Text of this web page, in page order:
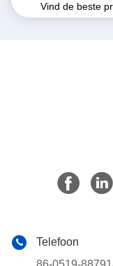
Tandwielkast
Vind de beste
Telefoon